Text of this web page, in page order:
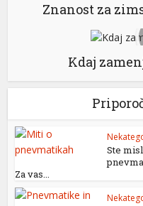
Znanost za
Kdaj
Ste
Za vas...